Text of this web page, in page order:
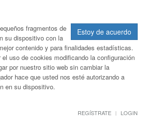
Estoy de acuerdo
fragmentos de
su dispositivo con la
contenido y para finalidades estadísticas.
uso de cookies modificando la configuración
por nuestro sitio web sin cambiar la
hace que usted nos esté autorizando a
en su dispositivo.
REGÍSTRATE LOGIN